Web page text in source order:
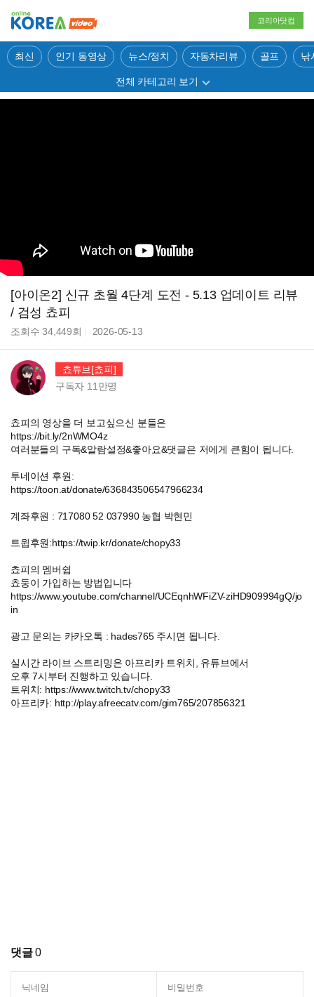
코리아닷컴
최신 인기 동영상 뉴스/정치 자동차리뷰 골프 낚
전체 카테고리 보기
[아이온2] 신규 초월 4단계 도전 - 5.13 업데이트 리뷰
/ 검성 쵸피
조회수34,449회 2026-05-13
쵸튜브[쵸피]
구독자 11만명
쵸피의 영상을 더 보고싶으신 분들은
https://bit.ly/2nWMO4z
여러분들의 구독&알람설정&좋아요&댓글은 저에게 큰힘이 됩니다.
투네이션 후원:
https://toon.at/donate/636843506547966234
계좌후원 : 717080 52 037990 농협 박현민
트윕후원:https://twip.kr/donate/chopy33
쵸피의 멤버쉽
쵸둥이 가입하는 방법입니다
https://www.youtube.com/channel/UCEqnhWFiZV-ziHD909994gQ/jo
in
광고 문의는 카카오톡 : hades765 주시면 됩니다.
실시간 라이브 스트리밍은 아프리카 트위치, 유튜브에서
오후 7시부터 진행하고 있습니다.
트위치: https://www.twitch.tv/chopy33
아프리카: http://play.afreecatv.com/gim765/207856321
댓글0